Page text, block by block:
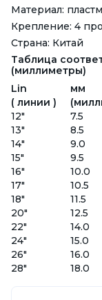
Материал:
Крепление: 4
Страна: Китай
Таблица
(миллиметры)
Lin
мм
( линии )
12"
7.5
13"
8.5
14"
9.0
15"
9.5
16"
10.0
17"
10.5
18"
11.5
20"
12.5
22"
14.0
24"
15.0
26"
16.0
28"
18.0